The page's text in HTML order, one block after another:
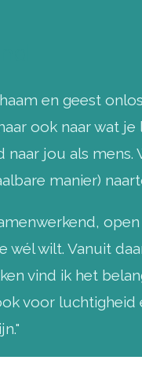
en geest
ook naar wat
naar jou als
manier)
wél wilt. Vanuit
vind ik het
voor luchtigheid